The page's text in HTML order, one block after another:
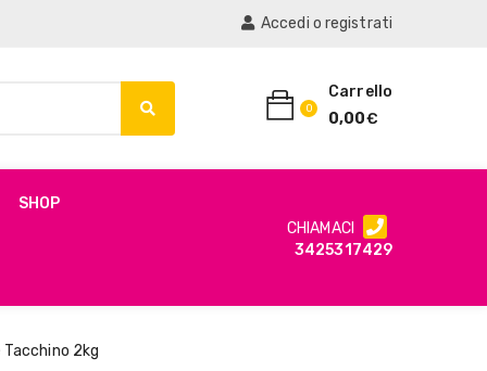
Accedi o registrati
0
Carrello
0,00€
SHOP
CHIAMACI
3425317429
2kg